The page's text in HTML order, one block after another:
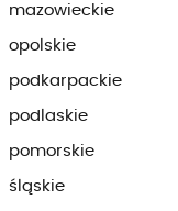
mazowieckie
opolskie
podkarpackie
podlaskie
pomorskie
śląskie